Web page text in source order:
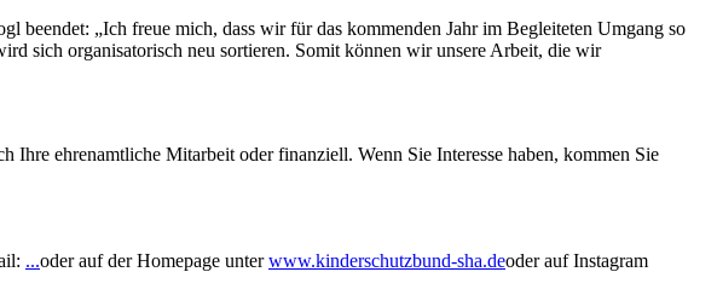
beendet: „Ich freue mich, dass wir für das kommenden Jahr im Begleiteten Umgang so
sich organisatorisch neu sortieren. Somit können wir unsere Arbeit, die wir
ehrenamtliche Mitarbeit oder finanziell. Wenn Sie Interesse haben, kommen Sie
...oder auf der Homepage unterwww.kinderschutzbund-sha.deoder auf Instagram